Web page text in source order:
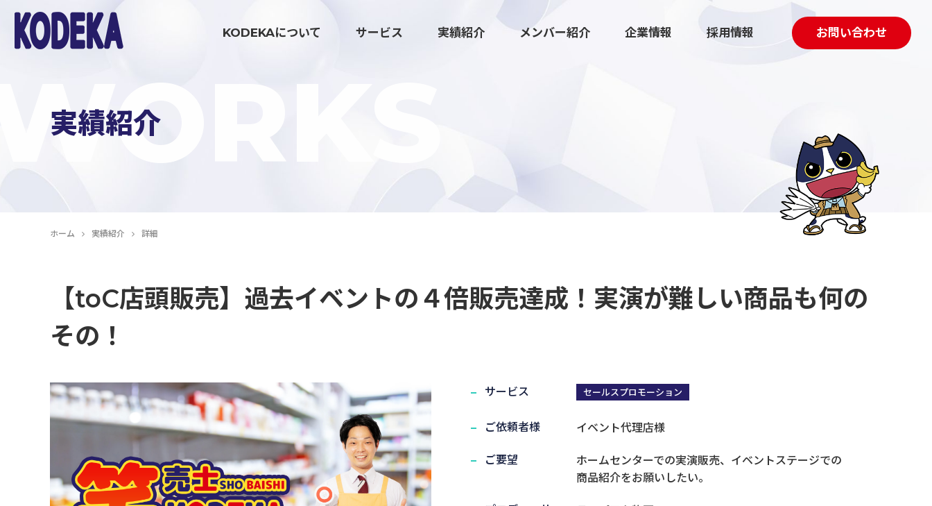
KODEKAについて サービス
採用マーケティング伴走支援
イベント制作・運営 クリエイティブ・ツール制作 動画制作
コミュニケーション実施領域
WEB広告・SNS運用・EC運営 実演笑売士・タレント
実績紹介 メンバー紹介 企業情報 採用情報 お問い合わせ
実績紹介
ホーム 実績紹介 詳細
【toC店頭販売】過去イベントの４倍販売達成！実演が難しい商品も何の
その！
サービス セールスプロモーション
ご依頼者様 イベント代理店様
ご要望
ホームセンターでの実演販売、イベントステージでの
商品紹介をお願いしたい。